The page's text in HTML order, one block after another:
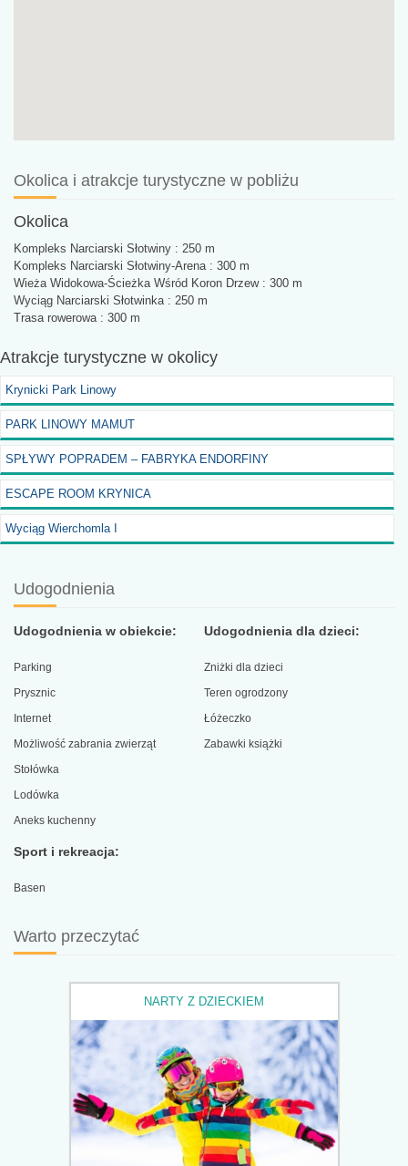
Okolica i atrakcje turystyczne w pobliżu
Okolica
Kompleks Narciarski Słotwiny : 250 m
Kompleks Narciarski Słotwiny-Arena : 300 m
Wieża Widokowa-Ścieżka Wśród Koron Drzew : 300 m
Wyciąg Narciarski Słotwinka : 250 m
Trasa rowerowa : 300 m
Atrakcje turystyczne w okolicy
Krynicki Park Linowy
PARK LINOWY MAMUT
SPŁYWY POPRADEM – FABRYKA ENDORFINY
ESCAPE ROOM KRYNICA
Wyciąg Wierchomla I
Udogodnienia
Udogodnienia w obiekcie:
Parking
Prysznic
Internet
Możliwość zabrania zwierząt
Stołówka
Lodówka
Aneks kuchenny
Udogodnienia dla dzieci:
Zniżki dla dzieci
Teren ogrodzony
Łóżeczko
Zabawki książki
Sport i rekreacja:
Basen
Warto przeczytać
NARTY Z DZIECKIEM